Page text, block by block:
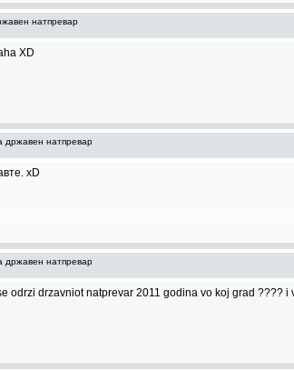
натпревар
XD
државен натпревар
xD
државен натпревар
odrzi drzavniot natprevar 2011 godina vo koj grad ???? i